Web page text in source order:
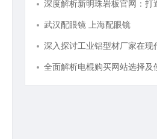
武汉配眼镜 上海配眼镜